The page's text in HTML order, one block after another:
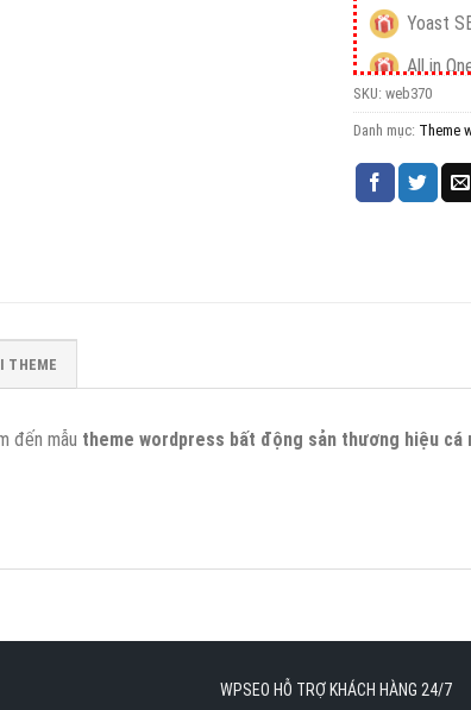
Yoast
All in
SKU: web370
Danh mục: Theme
THEME
đến mẫu theme wordpress bất động sản thương hiệu cá
WPSEO HỖ TRỢ KHÁCH HÀNG 24/7